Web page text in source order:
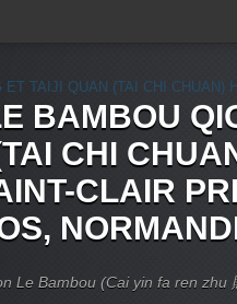
BAMBOU
CHI
CLAIR
Le Bambou (Cai yin fa ren zhu